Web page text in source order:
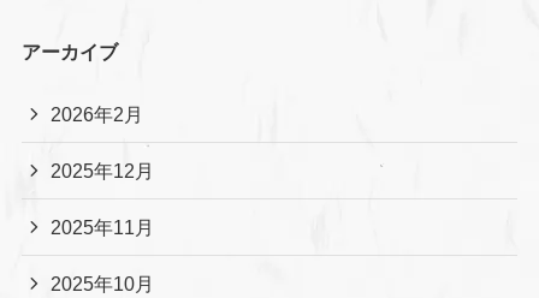
アーカイブ
2026年2月
2025年12月
2025年11月
2025年10月